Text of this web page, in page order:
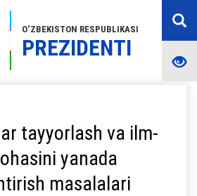
O‘ZBEKISTON RESPUBLIKASI
PREZIDENTI
tayyorlash va ilm-
yanada
masalalari